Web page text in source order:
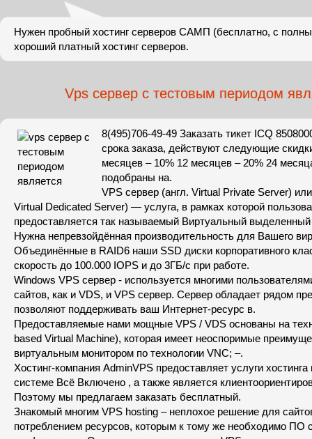
Нужен пробный хостинг серверов САМП (бесплатно, с
хороший платный хостинг серверов.
Vps сервер с тестовым периодом
8(495)706-49-49 Заказать тикет ICQ
срока заказа, действуют следующие
месяцев – 10% 12 месяцев – 20% 24
подобраны на.
VPS сервер (англ. Virtual Private Server)
Virtual Dedicated Server) — услуга, в рамках которой
предоставляется так называемый Виртуальный выделенный
Нужна непревзойдённая производительность для Вашего
Объединённые в RAID6 наши SSD диски корпоративного
скорость до 100.000 IOPS и до 3ГБ/с при работе.
Windows VPS сервер - используется многими
сайтов, как и VDS, и VPS сервер. Сервер обладает рядом
позволяют поддерживать ваш Интернет-ресурс в.
Предоставляемые нами мощные VPS / VDS основаны на
based Virtual Machine), которая имеет неоспоримые
виртуальным монитором по технологии VNC; –.
Хостинг-компания AdminVPS предоставляет услуги
системе Всё Включено , а также является
Поэтому мы предлагаем заказать бесплатный.
Знакомый многим VPS hosting – неплохое решение для
потреблением ресурсов, которым к тому же необходимо ПО